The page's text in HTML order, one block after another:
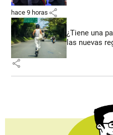
hace 9 horas share
¿Tiene una
las nuevas
share